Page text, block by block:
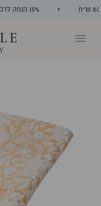
דילוג לתוכן 15% הנחה לרכישה ראשונה באתר
תפריט